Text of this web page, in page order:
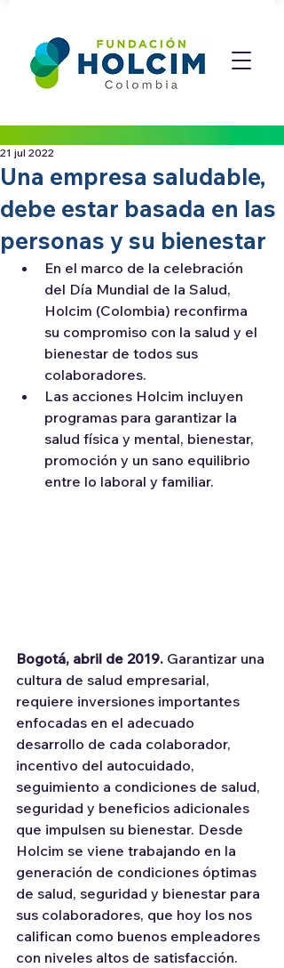
Una empresa saludable,
debe estar basada en las
personas y su bienestar
21 jul 2022
En el marco de la celebración
del Día Mundial de la Salud,
Holcim (Colombia) reconfirma
su compromiso con la salud y el
bienestar de todos sus
colaboradores.
Las acciones Holcim incluyen
programas para garantizar la
salud física y mental, bienestar,
promoción y un sano equilibrio
entre lo laboral y familiar.
Bogotá, abril de 2019. Garantizar una
cultura de salud empresarial,
requiere inversiones importantes
enfocadas en el adecuado
desarrollo de cada colaborador,
incentivo del autocuidado,
seguimiento a condiciones de salud,
seguridad y beneficios adicionales
que impulsen su bienestar. Desde
Holcim se viene trabajando en la
generación de condiciones óptimas
de salud, seguridad y bienestar para
sus colaboradores, que hoy los nos
califican como buenos empleadores
con niveles altos de satisfacción.